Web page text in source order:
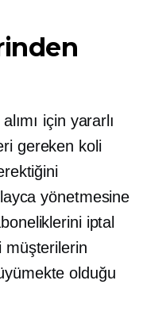
için yararlı
gereken koli
yönetmesine
iptal
müşterilerin
olduğu